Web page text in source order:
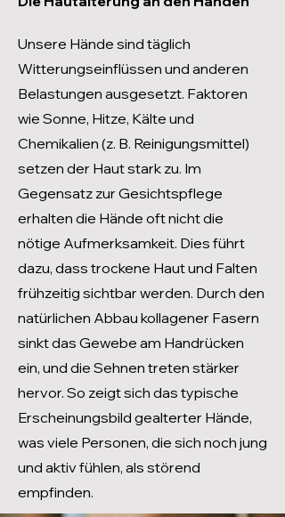
Unsere Hände sind täglich
Witterungseinflüssen und anderen
Belastungen ausgesetzt. Faktoren
wie Sonne, Hitze, Kälte und
Chemikalien (z. B. Reinigungsmittel)
setzen der Haut stark zu. Im
Gegensatz zur Gesichtspflege
erhalten die Hände oft nicht die
nötige Aufmerksamkeit. Dies führt
dazu, dass trockene Haut und Falten
frühzeitig sichtbar werden. Durch den
natürlichen Abbau kollagener Fasern
sinkt das Gewebe am Handrücken
ein, und die Sehnen treten stärker
hervor. So zeigt sich das typische
Erscheinungsbild gealterter Hände,
was viele Personen, die sich noch jung
und aktiv fühlen, als störend
empfinden.